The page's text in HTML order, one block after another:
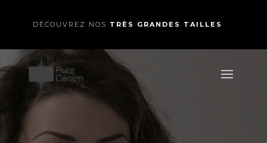
DÉCOUVREZ NOS TRÈS GRANDES TAILLES